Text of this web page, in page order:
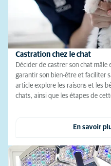
Castration chez le chat
Décider de castrer son chat
garantir son bien-être et faciliter
article explore les raisons et les
chats, ainsi que les étapes de
En savoir